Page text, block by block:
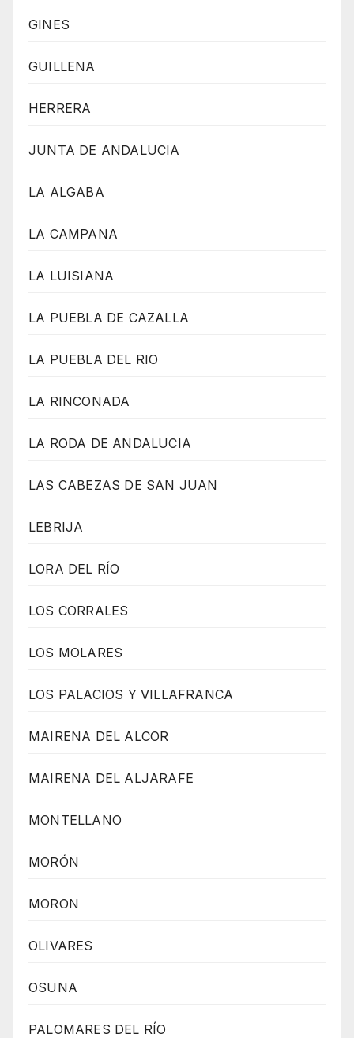
GINES
GUILLENA
HERRERA
JUNTA DE ANDALUCIA
LA ALGABA
LA CAMPANA
LA LUISIANA
LA PUEBLA DE CAZALLA
LA PUEBLA DEL RIO
LA RINCONADA
LA RODA DE ANDALUCIA
LAS CABEZAS DE SAN JUAN
LEBRIJA
LORA DEL RÍO
LOS CORRALES
LOS MOLARES
LOS PALACIOS Y VILLAFRANCA
MAIRENA DEL ALCOR
MAIRENA DEL ALJARAFE
MONTELLANO
MORÓN
MORON
OLIVARES
OSUNA
PALOMARES DEL RÍO